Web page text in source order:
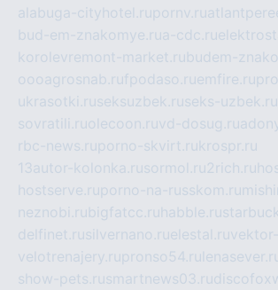
alabuga-cityhotel.rupornv.ru
bud-em-znakomye.rua-cdc.ru
korolevremont-market.rubudem-
oooagrosnab.rufpodaso.ruemfire.ru
ukrasotki.ruseksuzbek.ruseks-uzbek.ru
sovratili.ruolecoon.ruvd-dosug.ru
rbc-news.ruporno-skvirt.rukrospr.ru
13autor-kolonka.rusormol.ru2rich.ru
hostserve.ruporno-na-russkom.ru
neznobi.rubigfatcc.ru habble.ru
delfinet.rusilvernano.ruelestal.ru
velotrenajery.rupronso54.ru
show-pets.rusmartnews03.ru